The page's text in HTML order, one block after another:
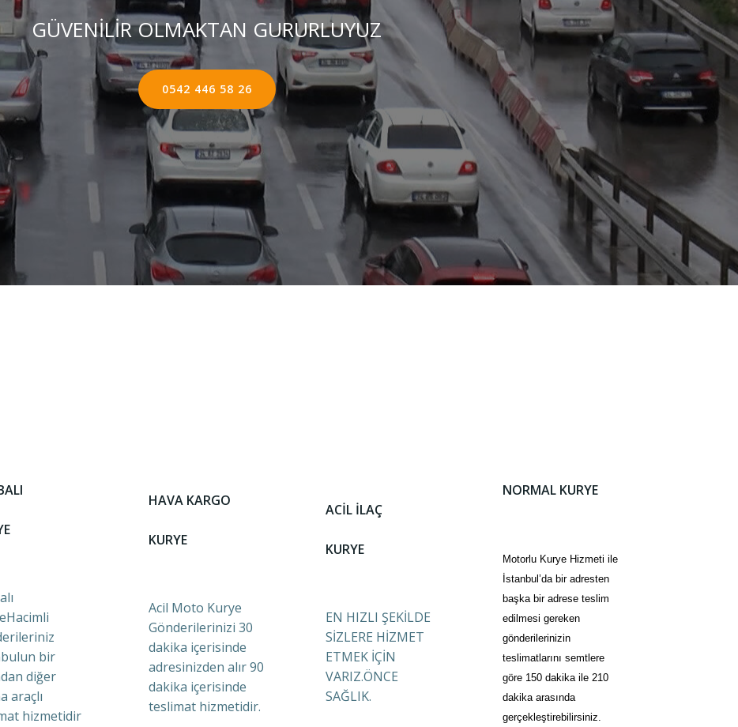
GÜVENİLİR OLMAKTAN GURURLUYUZ
0542 446 58 26
bir
diğer
araçlı
hizmetidir
HAVA KARGO
KURYE
Acil Moto Kurye
Gönderilerinizi 30
dakika içerisinde
adresinizden alır 90
dakika içerisinde
teslimat hizmetidir.
ACİL İLAÇ
KURYE
EN HIZLI ŞEKİLDE
SİZLERE HİZMET
ETMEK İÇİN
VARIZ.ÖNCE
SAĞLIK.
NORMAL KURYE
Motorlu Kurye Hizmeti ile
İstanbul’da bir adresten
başka bir adrese teslim
edilmesi gereken
gönderilerinizin
teslimatlarını semtlere
göre 150 dakika ile 210
dakika arasında
gerçekleştirebilirsiniz.